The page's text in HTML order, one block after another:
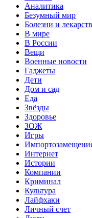
Аналитика
Безумный мир
Болезни и
В мире
В России
Вещи
Военные новости
Гаджеты
Дети
Дом и сад
Еда
Звёзды
Здоровье
ЗОЖ
Игры
Интернет
Истории
Компании
Криминал
Культура
Лайфхаки
Личный счет